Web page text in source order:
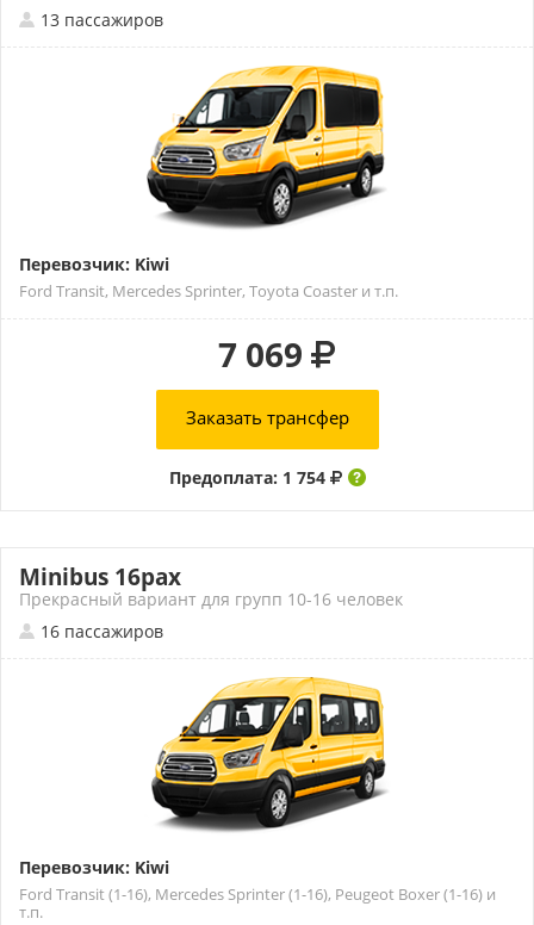
13 пассажиров
Перевозчик: Kiwi
Ford Transit, Mercedes Sprinter, Toyota Coaster и т.п.
7 069
Заказать трансфер
Предоплата: 1 754
Minibus 16pax
Прекрасный вариант для групп 10-16 человек
16 пассажиров
Перевозчик: Kiwi
Ford Transit (1-16), Mercedes Sprinter (1-16), Peugeot Boxer (1-16) и
т.п.